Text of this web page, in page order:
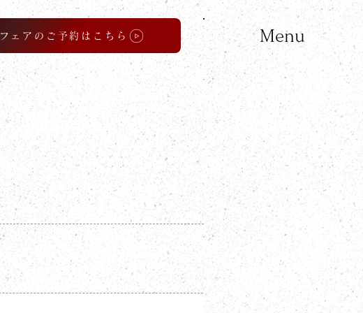
フェアのご予約はこちら Menu